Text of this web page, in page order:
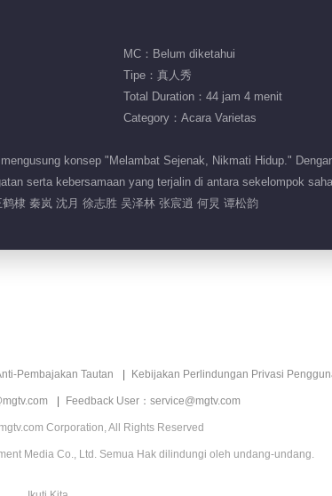
MC：Belum diketahui
Tipe：真人秀
Total Duration：44 jam 4 menit
Category：Acara Varietas
konsep "Melambat Sejenak, Nikmati Hidup."
serta kebersamaan yang terjalin di antara sekelompok
棣 秦岚 沈月 徐志胜 吴泽林 张宸逍 何炅 谭松韵
Pembajakan Tautan Kebijakan Perlindungan Privasi
Feedback User：service@mgtv.com
Corporation, All Rights Reserved
Media Co., Ltd. Semua Hak dilindungi oleh undang-undang.